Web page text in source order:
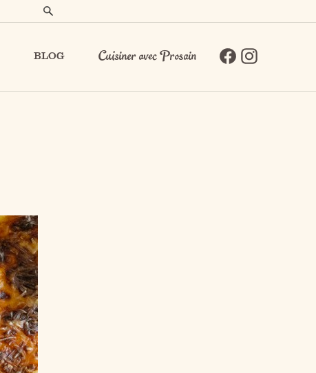
BLOG Cuisiner avec Prosain